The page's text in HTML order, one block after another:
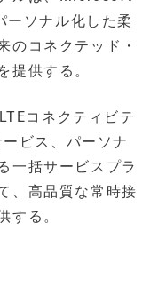
ーソナル化した柔
のコネクテッド・
提供する。
コネクティビテ
ビス、パーソナ
一括サービスプラ
、高品質な常時接
する。